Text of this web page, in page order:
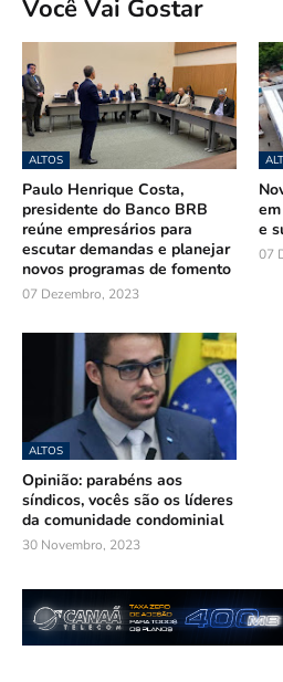
Você Vai Gostar
ALTOS
Paulo Henrique Costa,
presidente do Banco BRB
reúne empresários para
escutar demandas e planejar
novos programas de fomento
07 Dezembro, 2023
e
07
ALTOS
Opinião: parabéns aos
síndicos, vocês são os líderes
da comunidade condominial
30 Novembro, 2023